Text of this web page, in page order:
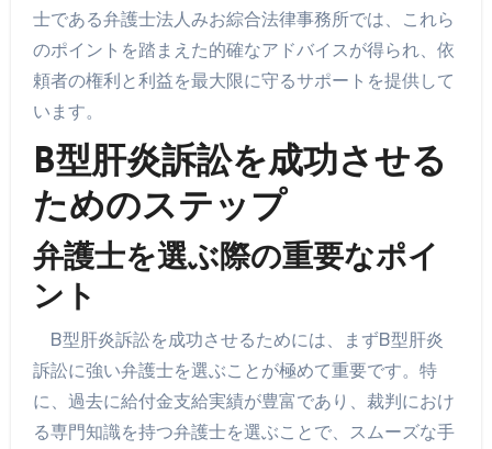
士である弁護士法人みお綜合法律事務所では、これら
のポイントを踏まえた的確なアドバイスが得られ、依
頼者の権利と利益を最大限に守るサポートを提供して
います。
B型肝炎訴訟を成功させる
ためのステップ
弁護士を選ぶ際の重要なポイ
ント
B型肝炎訴訟を成功させるためには、まずB型肝炎
訴訟に強い弁護士を選ぶことが極めて重要です。特
に、過去に給付金支給実績が豊富であり、裁判におけ
る専門知識を持つ弁護士を選ぶことで、スムーズな手